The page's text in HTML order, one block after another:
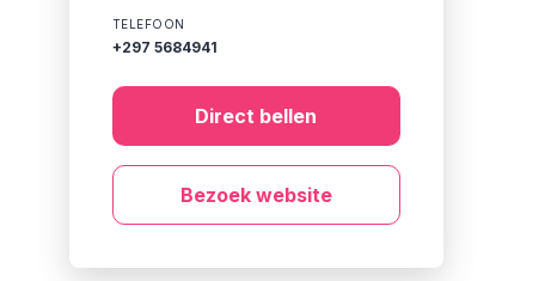
TELEFOON
+297 5684941
Direct bellen
Bezoek website